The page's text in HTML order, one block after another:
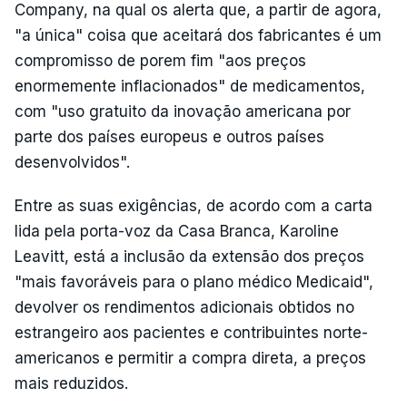
Company, na qual os alerta que, a partir de agora,
"a única" coisa que aceitará dos fabricantes é um
compromisso de porem fim "aos preços
enormemente inflacionados" de medicamentos,
com "uso gratuito da inovação americana por
parte dos países europeus e outros países
desenvolvidos".
Entre as suas exigências, de acordo com a carta
lida pela porta-voz da Casa Branca, Karoline
Leavitt, está a inclusão da extensão dos preços
"mais favoráveis para o plano médico Medicaid",
devolver os rendimentos adicionais obtidos no
estrangeiro aos pacientes e contribuintes norte-
americanos e permitir a compra direta, a preços
mais reduzidos.